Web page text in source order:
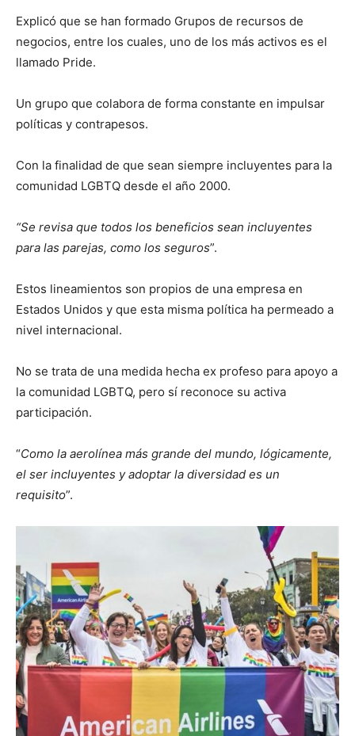
Explicó que se han formado Grupos de recursos de
negocios, entre los cuales, uno de los más activos es el
llamado Pride.
Un grupo que colabora de forma constante en impulsar
políticas y contrapesos.
Con la finalidad de que sean siempre incluyentes para la
comunidad LGBTQ desde el año 2000.
“Se revisa que todos los beneficios sean incluyentes
para las parejas, como los seguros”.
Estos lineamientos son propios de una empresa en
Estados Unidos y que esta misma política ha permeado a
nivel internacional.
No se trata de una medida hecha ex profeso para apoyo a
la comunidad LGBTQ, pero sí reconoce su activa
participación.
“Como la aerolínea más grande del mundo, lógicamente,
el ser incluyentes y adoptar la diversidad es un
requisito”.